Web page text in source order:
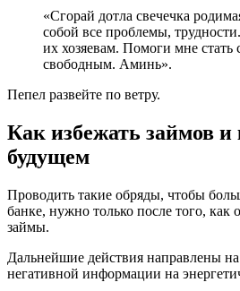
«Сгорай дотла свечечка
собой все проблемы,
их хозяевам. Помоги мне стать
свободным. Аминь».
Пепел развейте по ветру.
Как избежать займов и
будущем
Проводить такие обряды, чтобы
банке, нужно только после того,
займы.
Дальнейшие действия направлены
негативной информации на